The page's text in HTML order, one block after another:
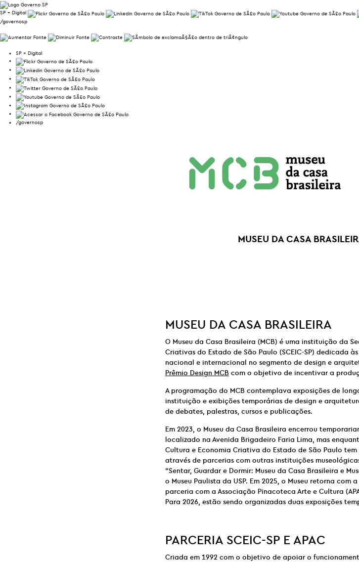
SP + Digital
/governosp
SP + Digital
/governosp
MUSEU DA CASA
MUSEU DA CASA BRASILEIRA
O Museu da Casa Brasileira (MCB) é uma instituição da
Criativas do Estado de São Paulo (SCEIC-SP) dedicada
nacional e internacional no segmento de design e
Prêmio Design MCB com o objetivo de incentivar a
A programação do MCB contemplava exposições de
instituição e exibições temporárias de design e
de debates, palestras, cursos e publicações.
Em 2023, o Museu da Casa Brasileira encerrou
localizado na Avenida Brigadeiro Faria Lima, mas
Cultura e Economia Criativa do Estado de São Paulo
através de parcerias com outras instituições
“Sentar, Guardar e Dormir: Museu da Casa Brasileira e
o Museu Paulista da USP. Em 2025, o Museu retorna com
parceria com a Associação Pinacoteca Arte e Cultura
Para 2026, estão sendo organizadas duas exposições
PARCERIA SCEIC-SP EAPAC
Criada em 1992 com o objetivo de apoiar o